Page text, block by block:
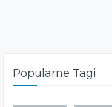
Popularne Tagi